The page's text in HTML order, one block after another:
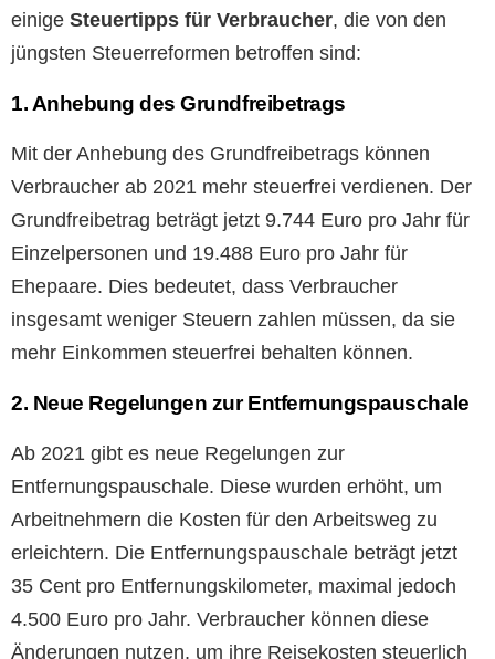
einige Steuertipps für Verbraucher, die von den
jüngsten Steuerreformen betroffen sind:
1. Anhebung des Grundfreibetrags
Mit der Anhebung des Grundfreibetrags können
Verbraucher ab 2021 mehr steuerfrei verdienen. Der
Grundfreibetrag beträgt jetzt 9.744 Euro pro Jahr für
Einzelpersonen und 19.488 Euro pro Jahr für
Ehepaare. Dies bedeutet, dass Verbraucher
insgesamt weniger Steuern zahlen müssen, da sie
mehr Einkommen steuerfrei behalten können.
2. Neue Regelungen zur Entfernungspauschale
Ab 2021 gibt es neue Regelungen zur
Entfernungspauschale. Diese wurden erhöht, um
Arbeitnehmern die Kosten für den Arbeitsweg zu
erleichtern. Die Entfernungspauschale beträgt jetzt
35 Cent pro Entfernungskilometer, maximal jedoch
4.500 Euro pro Jahr. Verbraucher können diese
Änderungen nutzen, um ihre Reisekosten steuerlich